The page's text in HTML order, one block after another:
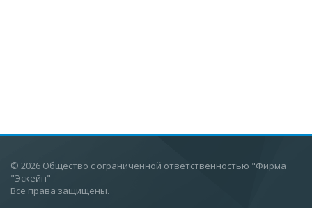
© 2026 Общество с ограниченной ответственностью "Фирма
"Эскейп"
Все права защищены.